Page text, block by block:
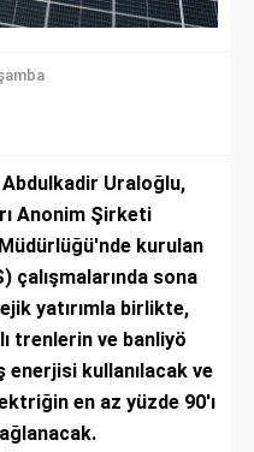
Abdulkadir Uraloğlu,
Anonim Şirketi
kurulan
çalışmalarında sona
yatırımla birlikte,
trenlerin ve banliyö
enerjisi kullanılacak ve
en az yüzde 90'ı